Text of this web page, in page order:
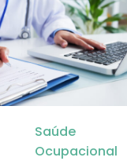
Saúde
Ocupacional